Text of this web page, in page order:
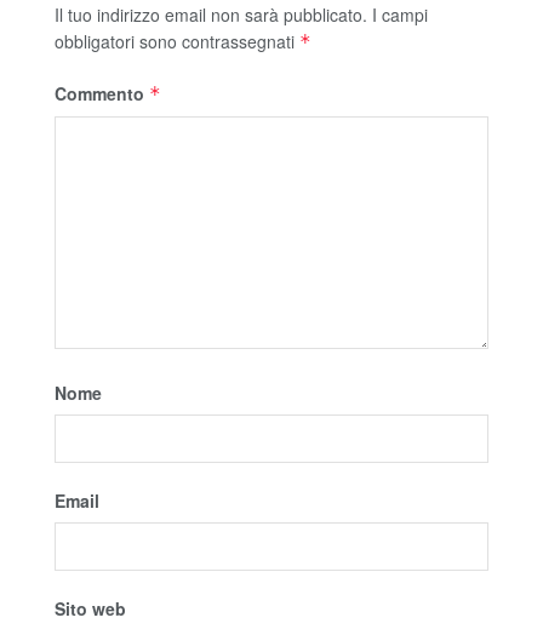
Il tuo indirizzo email non sarà pubblicato. I campi
obbligatori sono contrassegnati *
Commento *
Nome
Email
Sito web